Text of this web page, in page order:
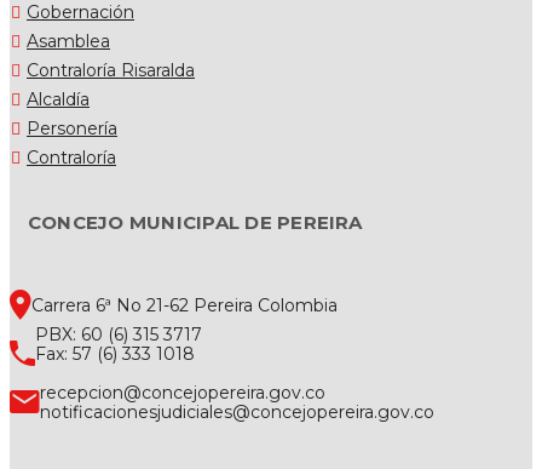
Gobernación
Asamblea
Contraloría Risaralda
Alcaldía
Personería
Contraloría
CONCEJO MUNICIPAL DE PEREIRA
Carrera 6ª No 21-62 Pereira Colombia
PBX: 60 (6) 315 3717
Fax: 57 (6) 333 1018
recepcion@concejopereira.gov.co
notificacionesjudiciales@concejopereira.gov.co